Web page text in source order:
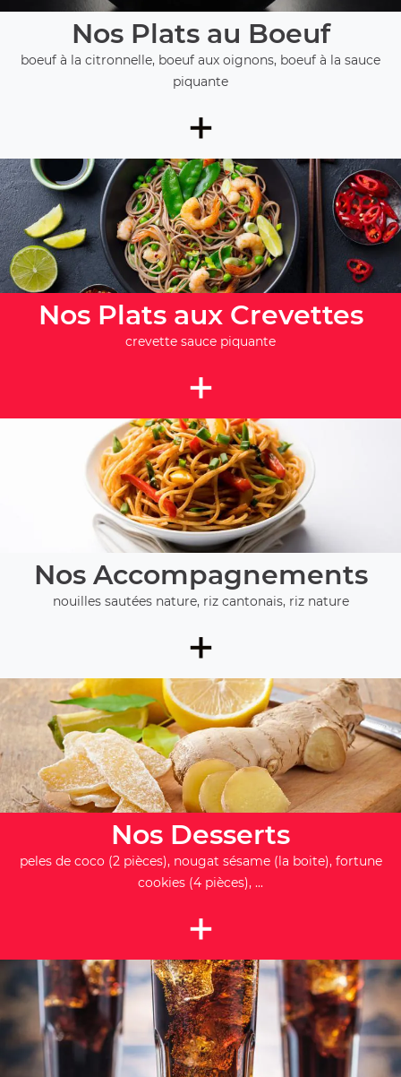
Nos Plats au Boeuf
boeuf à la citronnelle, boeuf aux oignons, boeuf à la sauce
piquante
+
Nos Plats aux Crevettes
crevette sauce piquante
+
Nos Accompagnements
nouilles sautées nature, riz cantonais, riz nature
+
Nos Desserts
peles de coco (2 pièces), nougat sésame (la boite), fortune
cookies (4 pièces), ...
+